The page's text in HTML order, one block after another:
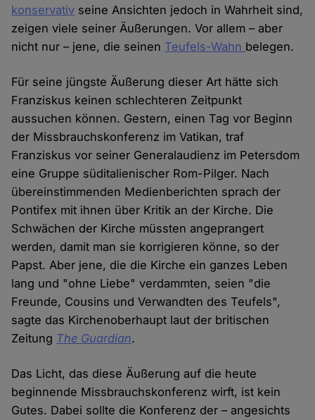
konservativ seine Ansichten jedoch in Wahrheit sind,
zeigen viele seiner Äußerungen. Vor allem – aber
nicht nur – jene, die seinen Teufels-Wahn belegen.
Für seine jüngste Äußerung dieser Art hätte sich
Franziskus keinen schlechteren Zeitpunkt
aussuchen können. Gestern, einen Tag vor Beginn
der Missbrauchskonferenz im Vatikan, traf
Franziskus vor seiner Generalaudienz im Petersdom
eine Gruppe süditalienischer Rom-Pilger. Nach
übereinstimmenden Medienberichten sprach der
Pontifex mit ihnen über Kritik an der Kirche. Die
Schwächen der Kirche müssten angeprangert
werden, damit man sie korrigieren könne, so der
Papst. Aber jene, die die Kirche ein ganzes Leben
lang und "ohne Liebe" verdammten, seien "die
Freunde, Cousins und Verwandten des Teufels",
sagte das Kirchenoberhaupt laut der britischen
Zeitung The Guardian.
Das Licht, das diese Äußerung auf die heute
beginnende Missbrauchskonferenz wirft, ist kein
Gutes. Dabei sollte die Konferenz der – angesichts